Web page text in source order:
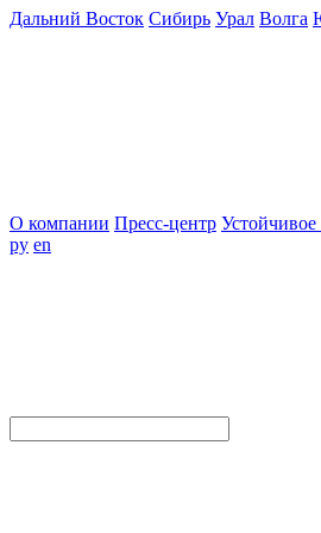
Дальний Восток Сибирь Урал Волга
О компании Пресс-центр Устойчивое
ру en